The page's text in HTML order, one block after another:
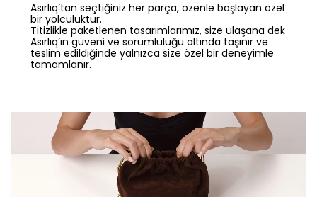
Asırlıq’tan seçtiğiniz her parça, özenle başlayan özel
bir yolculuktur.
Titizlikle paketlenen tasarımlarımız, size ulaşana dek
Asırlıq’ın güveni ve sorumluluğu altında taşınır ve
teslim edildiğinde yalnızca size özel bir deneyimle
tamamlanır.